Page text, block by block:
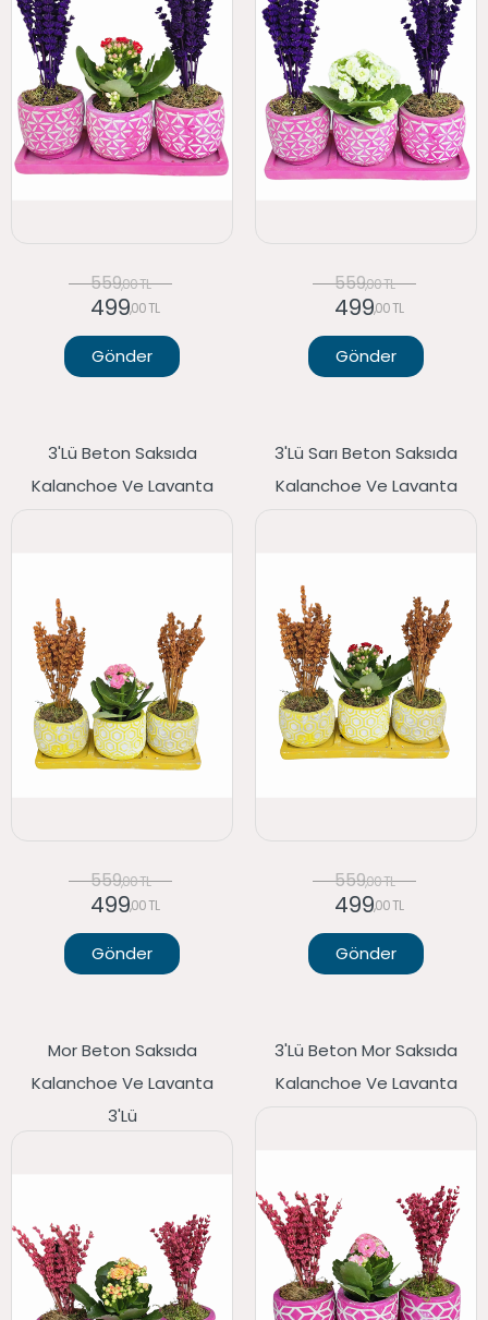
559,00 TL
499,00 TL
Gönder
559,00 TL
499,00 TL
Gönder
3'lü Beton Saksıda
Kalanchoe Ve Lavanta
559,00 TL
499,00 TL
Gönder
3'lü Sarı Beton Saksıda
Kalanchoe Ve Lavanta
559,00 TL
499,00 TL
Gönder
Mor Beton Saksıda
Kalanchoe Ve Lavanta
3'lü
3'lü Beton Mor Saksıda
Kalanchoe Ve Lavanta